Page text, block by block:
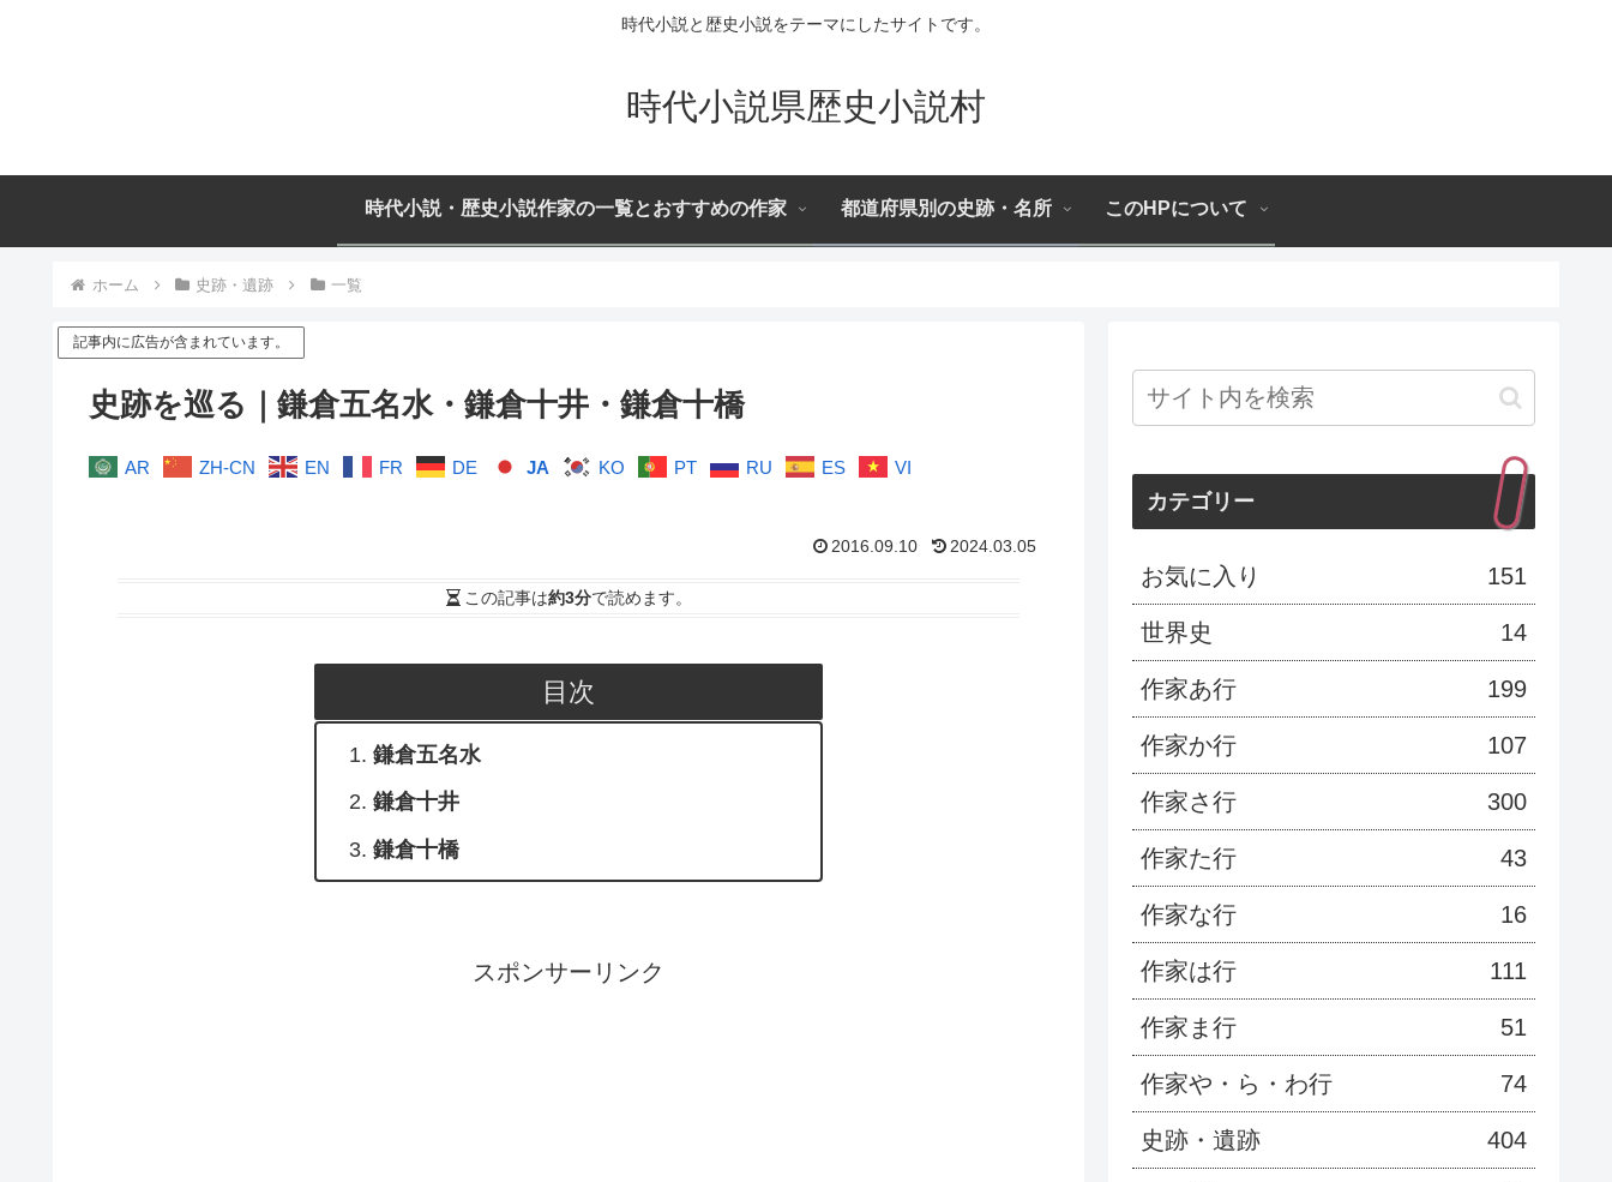
時代小説と歴史小説をテーマにしたサイトです。
時代小説県歴史小説村
時代小説・歴史小説作家の一覧とおすすめの作家 都道府県別の史跡・名所 このHPについて
ホーム 史跡・遺跡 一覧
記事内に広告が含まれています。
史跡を巡る｜鎌倉五名水・鎌倉十井・鎌倉十橋
AR ZH-CN EN FR DE JA KO PT RU ES VI
2016.09.10 2024.03.05
この記事は約3分で読めます。
目次
鎌倉五名水
鎌倉十井
鎌倉十橋
スポンサーリンク
カテゴリー
お気に入り 151
世界史 14
作家あ行 199
作家か行 107
作家さ行 300
作家た行 43
作家な行 16
作家は行 111
作家ま行 51
作家や・ら・わ行 74
史跡・遺跡 404